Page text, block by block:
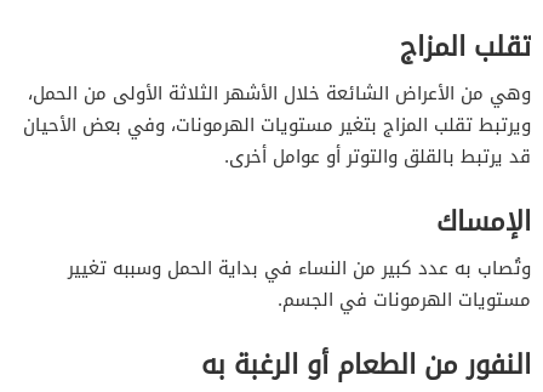
تقلب المزاج
وهي من الأعراض الشائعة خلال الأشهر الثلاثة الأولى من الحمل،
ويرتبط تقلب المزاج بتغير مستويات الهرمونات، وفي بعض الأحيان
قد يرتبط بالقلق والتوتر أو عوامل أخرى.
الإمساك
وتُصاب به عدد كبير من النساء في بداية الحمل وسببه تغيير
مستويات الهرمونات في الجسم.
النفور من الطعام أو الرغبة به